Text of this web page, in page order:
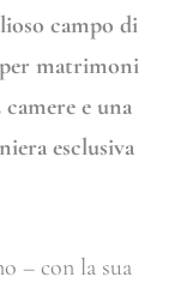
campo di
matrimoni
e una
esclusiva
– con la sua